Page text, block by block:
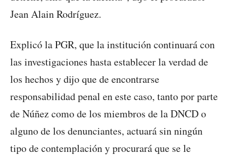
Jean Alain Rodríguez.
Explicó la PGR, que la institución continuará con
las investigaciones hasta establecer la verdad de
los hechos y dijo que de encontrarse
responsabilidad penal en este caso, tanto por parte
de Núñez como de los miembros de la DNCD o
alguno de los denunciantes, actuará sin ningún
tipo de contemplación y procurará que se le